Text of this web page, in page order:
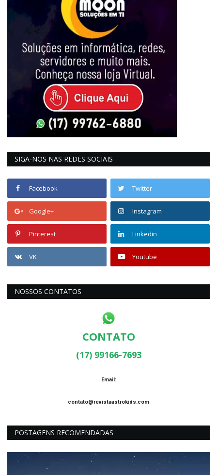
SIGA-NOS NAS REDES SOCIAIS
Facebook Twitter
Google+ Instagram
Pinterest Linkedin
VK Youtube
NOSSOS CONTATOS
CONTATO
(17) 99166-7693
Email:
contato@revistaastrokids.com
POSTAGENS RECOMENDADAS